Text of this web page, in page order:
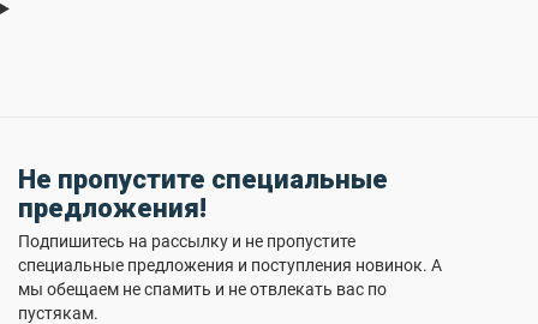
Не пропустите специальные
предложения!
Подпишитесь на рассылку и не пропустите
специальные предложения и поступления новинок. А
мы обещаем не спамить и не отвлекать вас по
пустякам.